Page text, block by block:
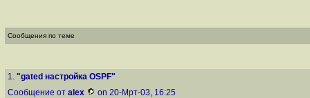
Сообщения по теме
1. "gated настpойка OSPF"
Сообщение от alex on 20-Мрт-03, 16:25